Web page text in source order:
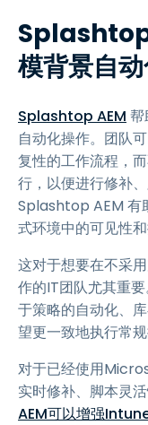
Splashtop
模背景自
Splashtop AEM 帮
自动化操作。团队
复性的工作流程，
行，以便进行修补
Splashtop AEM 有
式环境中的可见性和
这对于想要在不采
作的IT团队尤其重
于策略的自动化、
望更一致地执行常
对于已经使用
实时修补、脚本灵
AEM可以增强